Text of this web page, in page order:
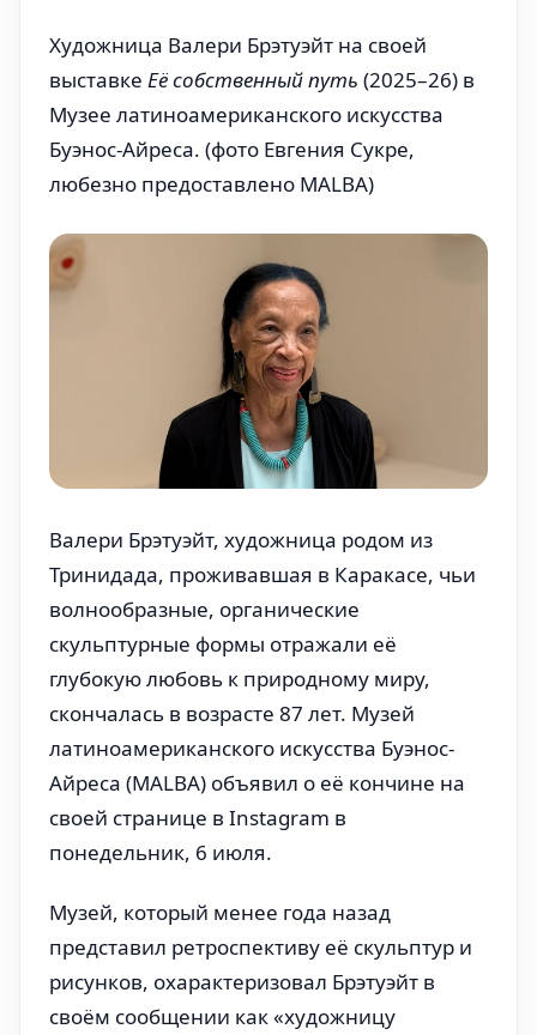
Художница Валери Брэтуэйт на своей
выставке Её собственный путь (2025–26) в
Музее латиноамериканского искусства
Буэнос-Айреса. (фото Евгения Сукре,
любезно предоставлено MALBA)
Валери Брэтуэйт, художница родом из
Тринидада, проживавшая в Каракасе, чьи
волнообразные, органические
скульптурные формы отражали её
глубокую любовь к природному миру,
скончалась в возрасте 87 лет. Музей
латиноамериканского искусства Буэнос-
Айреса (MALBA) объявил о её кончине на
своей странице в Instagram в
понедельник, 6 июля.
Музей, который менее года назад
представил ретроспективу её скульптур и
рисунков, охарактеризовал Брэтуэйт в
своём сообщении как «художницу